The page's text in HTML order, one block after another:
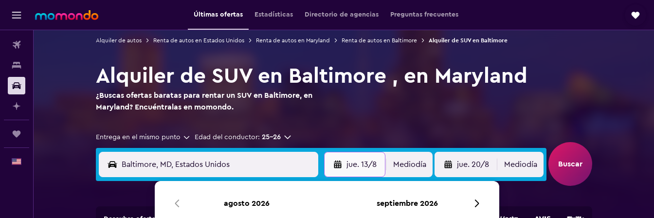
Últimas ofertas Estadísticas Directorio de agencias Preguntas frecuentes
Alquiler de autos Renta de autos en Estados Unidos Renta de autos en Maryland Renta de autos en Baltimore Alquiler de SUV en Baltimore
Alquiler de SUV en Baltimore , en Maryland
¿Buscas ofertas baratas para rentar un SUV en Baltimore, en
Maryland? Encuéntralas en momondo.
Entrega en el mismo punto Edad del conductor: 25-26
jue. 13/8 Mediodía jue. 20/8 Mediodía Buscar
agosto 2026 septiembre 2026